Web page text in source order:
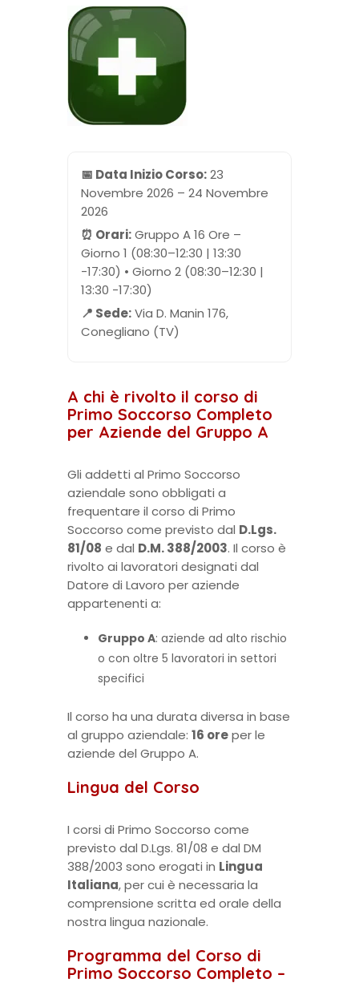
📅 Data Inizio Corso:23
Novembre 2026 – 24 Novembre
2026
⏰ Orari:Gruppo A 16 Ore –
Giorno 1 (08:30–12:30 | 13:30
-17:30) • Giorno 2 (08:30–12:30 |
13:30 -17:30)
📍 Sede:Via D. Manin 176,
Conegliano (TV)
A chi è rivolto il corso di
Primo Soccorso Completo
per Aziende del Gruppo A
Gli addetti al Primo Soccorso
aziendale sono obbligati a
frequentare il corso di Primo
Soccorso come previsto dal D.Lgs.
81/08 e dal D.M. 388/2003. Il corso è
rivolto ai lavoratori designati dal
Datore di Lavoro per aziende
appartenenti a:
Gruppo A: aziende ad alto rischio
o con oltre 5 lavoratori in settori
specifici
Il corso ha una durata diversa in base
al gruppo aziendale: 16 oreper le
aziende del Gruppo A.
Lingua del Corso
I corsi di Primo Soccorso come
previsto dal D.Lgs. 81/08 e dal DM
388/2003 sono erogati in Lingua
Italiana, per cui è necessaria la
comprensione scritta ed orale della
nostra lingua nazionale.
Programma del Corso di
Primo Soccorso Completo –